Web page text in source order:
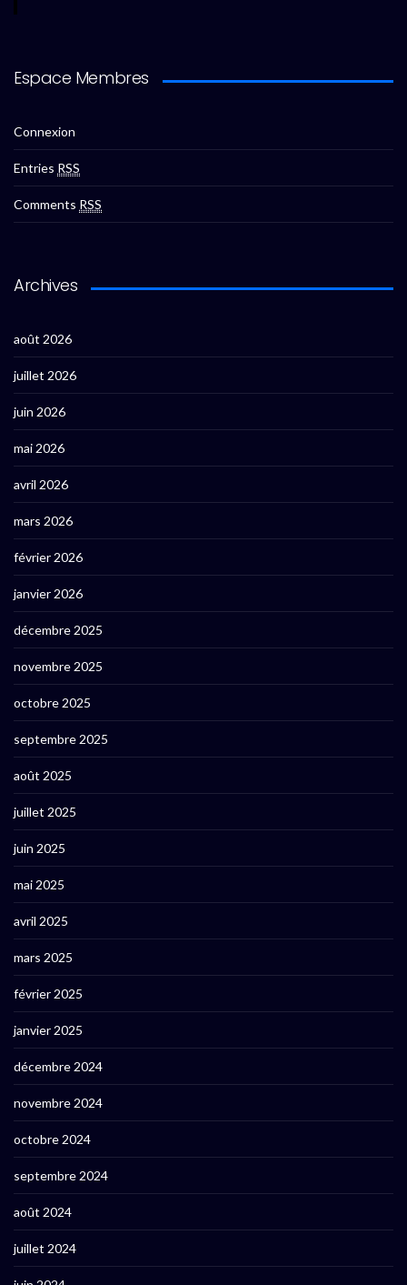
Espace Membres
Connexion
Entries RSS
Comments RSS
Archives
août 2026
juillet 2026
juin 2026
mai 2026
avril 2026
mars 2026
février 2026
janvier 2026
décembre 2025
novembre 2025
octobre 2025
septembre 2025
août 2025
juillet 2025
juin 2025
mai 2025
avril 2025
mars 2025
février 2025
janvier 2025
décembre 2024
novembre 2024
octobre 2024
septembre 2024
août 2024
juillet 2024